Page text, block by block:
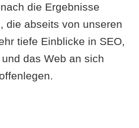
die Ergebnisse
die abseits von unseren
tiefe Einblicke in SEO,
das Web an sich
offenlegen.